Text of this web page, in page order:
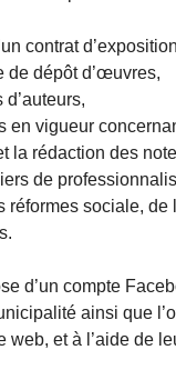
contrat
de dépôt d’œuvres,
en vigueur
la rédaction des
de
réformes sociale,
d’un compte
ainsi que
et à l’aide de